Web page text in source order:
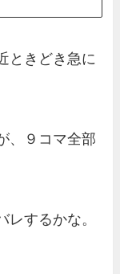
ときどき急に
、９コマ全部
するかな。